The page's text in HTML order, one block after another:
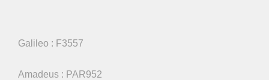
Galileo : F3557
Amadeus : PAR952